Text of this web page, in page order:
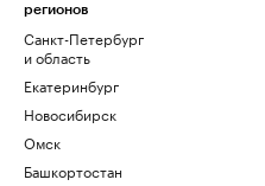
регионов
Санкт-Петербург
и область
Екатеринбург
Новосибирск
Омск
Башкортостан